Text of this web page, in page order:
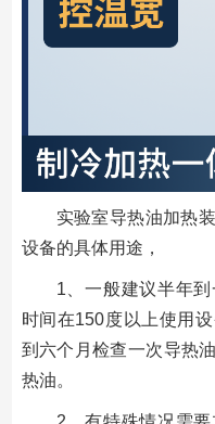
实验室导热油加热
设备的具体用途，
1、一般建议半年
时间在150度以上使用
到六个月检查一次导热
热油。